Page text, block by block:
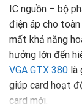
IC nguồn – bộ
điện áp cho toàn
mất khả năng
hưởng lớn đến
VGA GTX 380 là
giúp card hoạt
card mới.